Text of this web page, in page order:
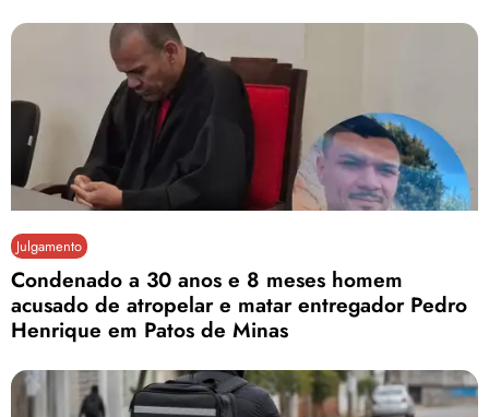
Julgamento
Condenado a 30 anos e 8 meses homem
acusado de atropelar e matar entregador Pedro
Henrique em Patos de Minas